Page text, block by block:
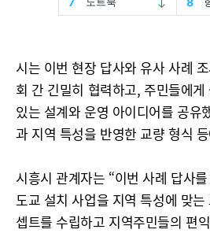
시는 이번 현장 답사와 유사 사례
회 간 긴밀히 협력하고, 주민들에
있는 설계와 운영 아이디어를 공유
과 지역 특성을 반영한 교량 형식
시흥시 관계자는 “이번 사례 답사
도교 설치 사업을 지역 특성에 맞
셉트를 수립하고 지역주민들의 편